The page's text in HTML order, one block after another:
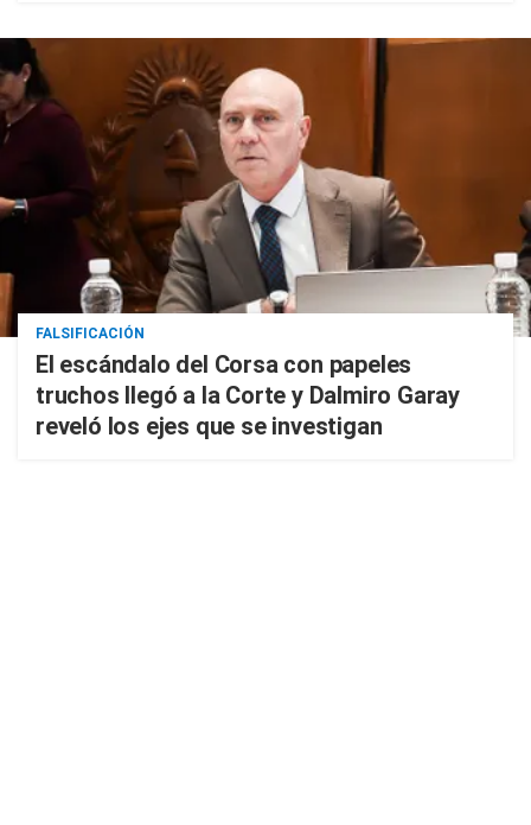
FALSIFICACIÓN
El escándalo del Corsa con papeles
truchos llegó a la Corte y Dalmiro Garay
reveló los ejes que se investigan